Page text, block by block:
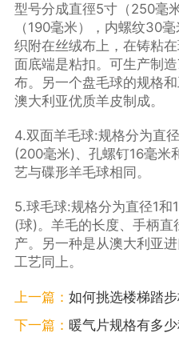
型号分成直徑5寸（250毫
（190毫米），内螺纹30
织附在丝绒布上，在铸粘
面底端是粘扣。可生产制
布。另一个盘毛球的规格
澳大利亚优质羊皮制成。
4.双面羊毛球:规格分为直
(200毫米)、孔螺钉16毫米
艺与碟形羊毛球相同。
5.球毛球:规格分为直径1
(球)。羊毛的长度、手柄
产。另一种是从澳大利亚
工艺同上。
上一篇： 如何挑选楼梯踏步
下一篇： 暖气片规格有多